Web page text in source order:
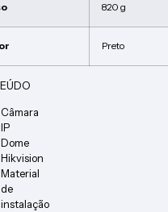
820 g
Preto
Câmara
IP
Dome
Hikvision
Material
de
instalação